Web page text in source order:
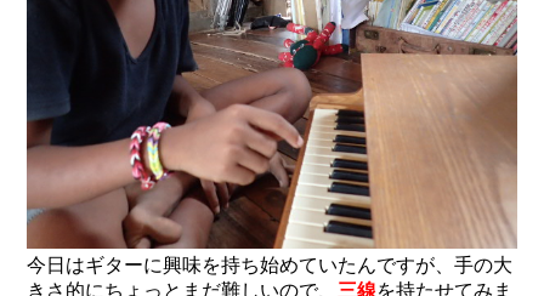
今日はギターに興味を持ち始めていたんですが、手の大
きさ的にちょっとまだ難しいので、 三線を持たせてみま